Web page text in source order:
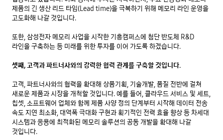
제품의 긴 생산 리드 타임(Lead time)을 극복하기 위해 메모리 라인 운영을
고도화해 나갈 것입니다.
또한, 삼성전자 메모리 사업을 시작한 기흥캠퍼스에 첨단 반도체 R&D
라인을 구축하는 등 미래를 위한 투자를 이어 가도록 하겠습니다.
셋째, 고객과 파트너사와의 강력한 협력 관계를 구축할 것입니다.
고객, 파트너사와의 협력을 확대해 상품기획, 기술개발, 품질 전반에 걸쳐
새로운 제품과 시장을 개척할 것입니다. 예를 들어, 클라우드 서비스 및 세트,
칩셋, 소프트웨어 업체와 함께 제품 사양 정의 단계부터 시작해 데이터 전송
속도 지연 최소화, 대역폭 극대화 구현과 획기적인 전력 효율 향상 등 차세대
시스템과 응용에 최적화된 메모리 솔루션의 공동 개발을 확대해 나갈
것입니다.